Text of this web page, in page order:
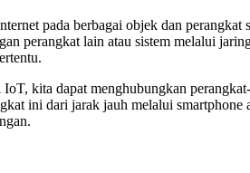
pada berbagai objek dan
perangkat lain atau sistem melalui
kita dapat menghubungkan
ini dari jarak jauh melalui